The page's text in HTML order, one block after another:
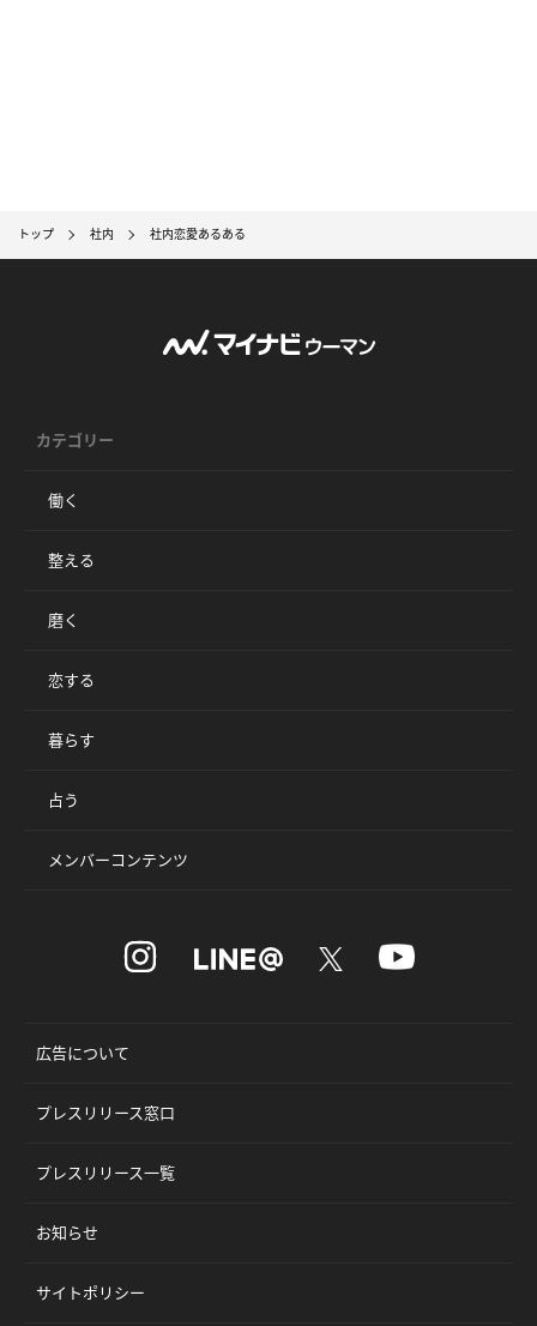
トップ 社内 社内恋愛あるある
カテゴリー
働く
整える
磨く
恋する
暮らす
占う
メンバーコンテンツ
広告について
プレスリリース窓口
プレスリリース一覧
お知らせ
サイトポリシー